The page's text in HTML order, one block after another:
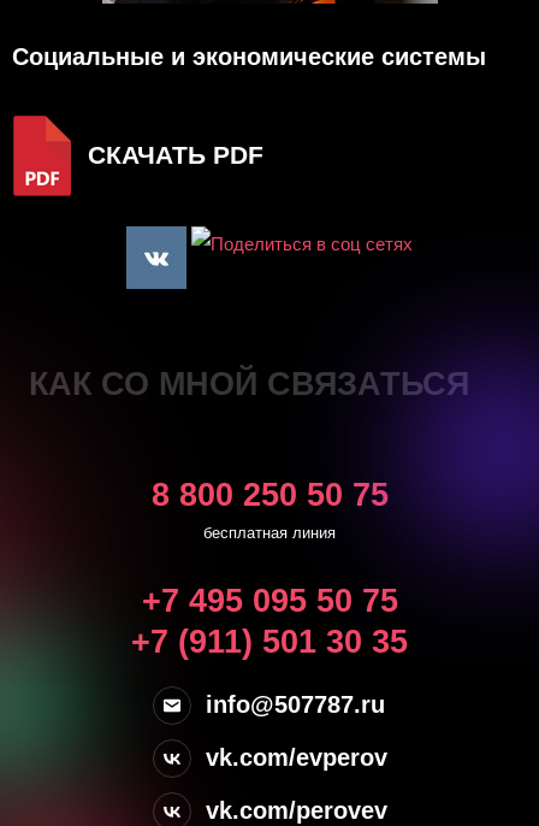
Социальные и экономические системы
СКАЧАТЬ PDF
КАК СО МНОЙ СВЯЗАТЬСЯ
8 800 250 50 75
бесплатная линия
+7 495 095 50 75
+7 (911) 501 30 35
info@507787.ru
vk.com/evperov
vk.com/perovev